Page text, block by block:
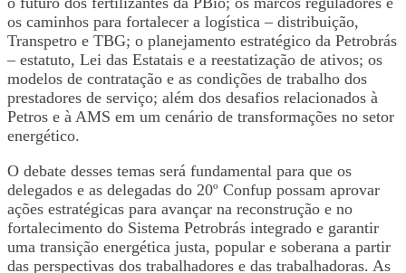
os caminhos para fortalecer a logística – distribuição,
Transpetro e TBG; o planejamento estratégico da Petrobrás
– estatuto, Lei das Estatais e a reestatização de ativos; os
modelos de contratação e as condições de trabalho dos
prestadores de serviço; além dos desafios relacionados à
Petros e à AMS em um cenário de transformações no setor
energético.
O debate desses temas será fundamental para que os
delegados e as delegadas do 20º Confup possam aprovar
ações estratégicas para avançar na reconstrução e no
fortalecimento do Sistema Petrobrás integrado e garantir
uma transição energética justa, popular e soberana a partir
das perspectivas dos trabalhadores e das trabalhadoras. As